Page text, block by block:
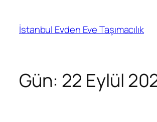
İstanbul Evden Eve Taşımacılık
Gün: 22 Eylül